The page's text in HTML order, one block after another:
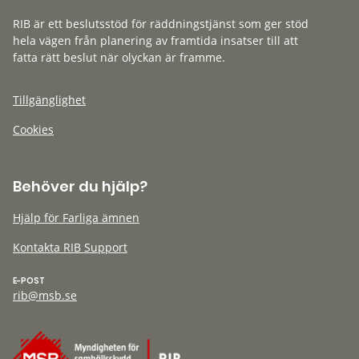
RIB är ett beslutsstöd för räddningstjänst som ger stöd
hela vägen från planering av framtida insatser till att
fatta rätt beslut när olyckan är framme.
Tillgänglighet
Cookies
Behöver du hjälp?
Hjälp för Farliga ämnen
Kontakta RIB Support
E-POST
rib@msb.se